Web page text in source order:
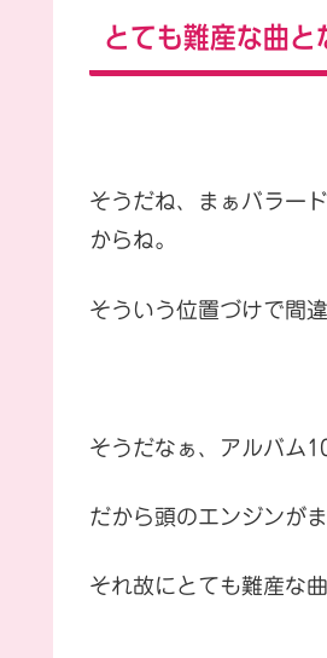
とても難産な曲と
そうだね、まぁバラー
からね。
そういう位置づけで間違
そうだなぁ、アルバム
だから頭のエンジンが
それ故にとても難産な